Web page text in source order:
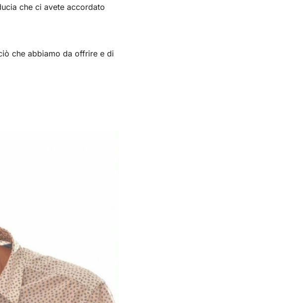
che ci avete accordato
che abbiamo da offrire e di